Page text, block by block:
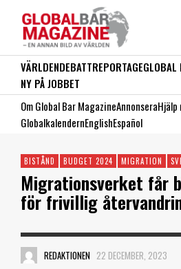
VÄRLDENDEBATTREPORTAGEGLOBAL
NY PÅ JOBBET
Om Global Bar MagazineAnnonsera
GlobalkalendernEnglishEspañol
BISTÅND BUDGET 2024 MIGRATION
Migrationsverket får
för frivillig
REDAKTIONEN 22 DECEMBER, 2023